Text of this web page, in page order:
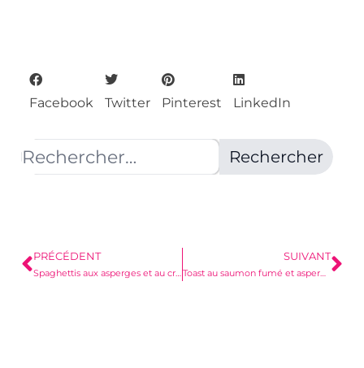
Facebook Twitter Pinterest LinkedIn
PRÉCÉDENT
Spaghettis aux asperges et au crabe
SUIVANT
Toast au saumon fumé et asperges